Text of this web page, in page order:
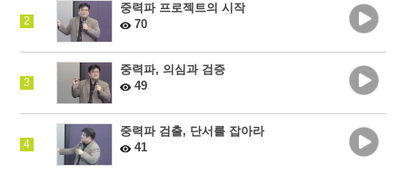
2
중력파 프로젝트의 시작
70
3
중력파, 의심과 검증
49
4
중력파 검출, 단서를 잡아라
41